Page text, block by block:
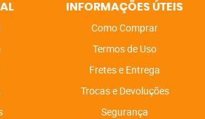
INFORMAÇÕES ÚTEIS
Como Comprar
Termos de Uso
Fretes e Entrega
Trocas e Devoluções
Segurança